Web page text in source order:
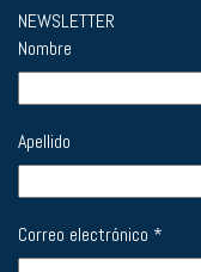
NEWSLETTER
Nombre
Apellido
Correo electrónico *